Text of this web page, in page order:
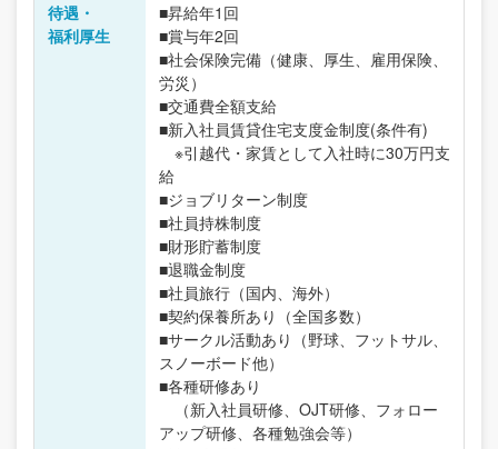
待遇・
福利厚生
■昇給年1回
■賞与年2回
■社会保険完備（健康、厚生、雇用保険、
労災）
■交通費全額支給
■新入社員賃貸住宅支度金制度(条件有)
※引越代・家賃として入社時に30万円支
給
■ジョブリターン制度
■社員持株制度
■財形貯蓄制度
■退職金制度
■社員旅行（国内、海外）
■契約保養所あり（全国多数）
■サークル活動あり（野球、フットサル、
スノーボード他）
■各種研修あり
（新入社員研修、OJT研修、フォロー
アップ研修、各種勉強会等）